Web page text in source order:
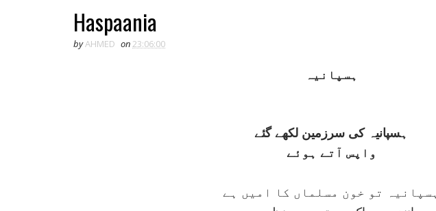
Haspaania
byAHMED on23:06:00
ہسپانيہ
ہسپانيہ کی سرزمين لکھے گئے
واپس آتے ہوئے
ہسپانيہ تو خون مسلماں کا اميں ہے